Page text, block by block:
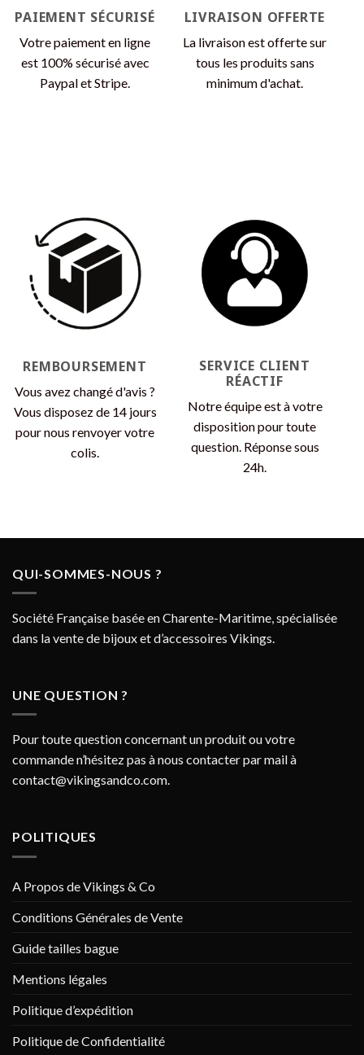
du
produit
du
produit
PAIEMENT SÉCURISÉ
Votre paiement en ligne
est 100% sécurisé avec
Paypal et Stripe.
LIVRAISON OFFERTE
La livraison est offerte sur
tous les produits sans
minimum d'achat.
REMBOURSEMENT
Vous avez changé d'avis ?
Vous disposez de 14 jours
pour nous renvoyer votre
colis.
SERVICE CLIENT
RÉACTIF
Notre équipe est à votre
disposition pour toute
question. Réponse sous
24h.
QUI-SOMMES-NOUS ?
Société Française basée en Charente-Maritime, spécialisée
dans la vente de bijoux et d’accessoires Vikings.
UNE QUESTION ?
Pour toute question concernant un produit ou votre
commande n’hésitez pas à nous contacter par mail à
contact@vikingsandco.com.
POLITIQUES
A Propos de Vikings & Co
Conditions Générales de Vente
Guide tailles bague
Mentions légales
Politique d’expédition
Politique de Confidentialité